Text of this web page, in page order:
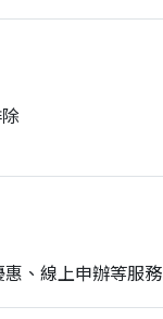
、線上申辦等服務